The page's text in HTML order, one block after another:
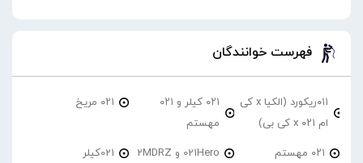
فهرست خوانندگان
۰۱۱ریکورد (الکیا x کی
ام ۰۲۱ x کی بی)
۰۲۱ کیلر و ۰۲۱
مهستم
۰۲۱ مریخ
۰۲۱ مهستم 021Hero و 2MDRZ 021کیلر